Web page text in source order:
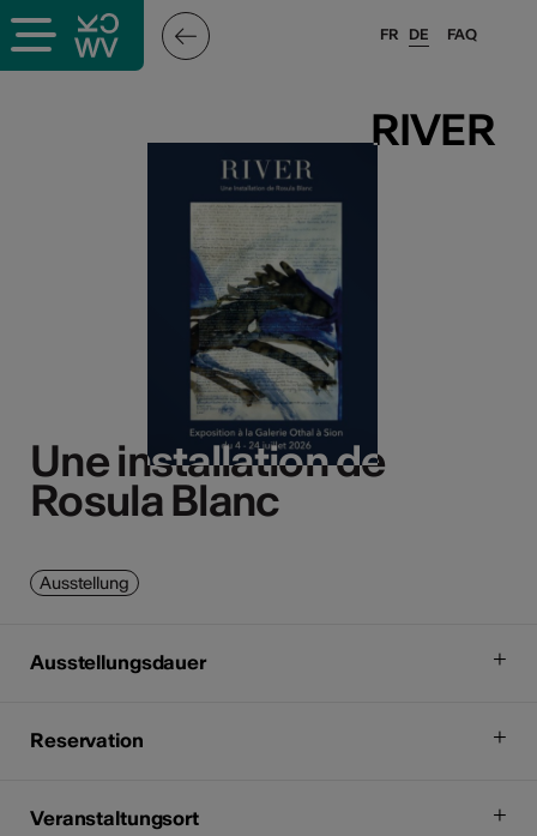
FAQ
FR DE
RIVER
Une installation de
Rosula Blanc
RIVER
Une installation de
Rosula Blanc
Ausstellung
Ausstellungsdauer
Reservation
Veranstaltungsort